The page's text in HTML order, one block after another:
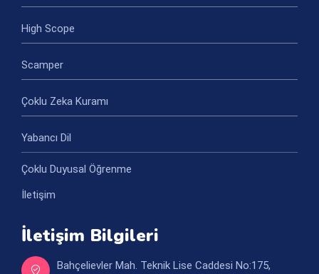
High Scope
Scamper
Çoklu Zeka Kuramı
Yabancı Dil
Çoklu Duyusal Öğrenme
İletişim
İletişim Bilgileri
Bahçelievler Mah. Teknik Lise Caddesi No:175,